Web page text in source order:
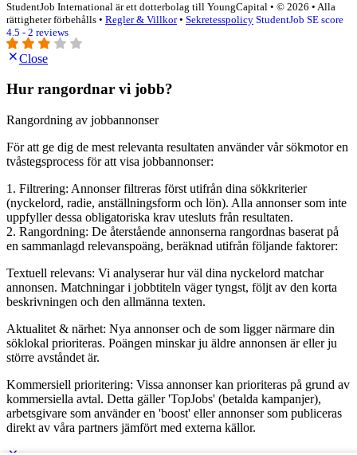
StudentJob International är ett dotterbolag till YoungCapital • © 2026 • Alla
rättigheter förbehålls • Regler & Villkor• Sekretesspolicy StudentJob SE score
4.5 - 2 reviews
Close
Hur rangordnar vi jobb?
Rangordning av jobbannonser
För att ge dig de mest relevanta resultaten använder vår sökmotor en
tvåstegsprocess för att visa jobbannonser:
1. Filtrering: Annonser filtreras först utifrån dina sökkriterier
(nyckelord, radie, anställningsform och lön). Alla annonser som inte
uppfyller dessa obligatoriska krav utesluts från resultaten.
2. Rangordning: De återstående annonserna rangordnas baserat på
en sammanlagd relevanspoäng, beräknad utifrån följande faktorer:
Textuell relevans: Vi analyserar hur väl dina nyckelord matchar
annonsen. Matchningar i jobbtiteln väger tyngst, följt av den korta
beskrivningen och den allmänna texten.
Aktualitet & närhet: Nya annonser och de som ligger närmare din
söklokal prioriteras. Poängen minskar ju äldre annonsen är eller ju
större avståndet är.
Kommersiell prioritering: Vissa annonser kan prioriteras på grund av
kommersiella avtal. Detta gäller 'TopJobs' (betalda kampanjer),
arbetsgivare som använder en 'boost' eller annonser som publiceras
direkt av våra partners jämfört med externa källor.